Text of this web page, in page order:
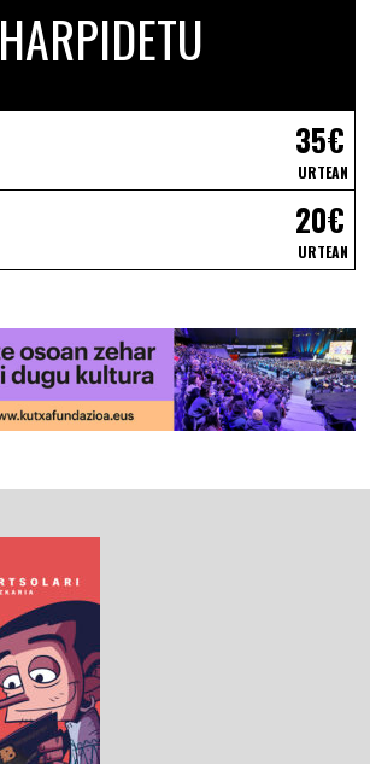
HARPIDETU
35€
URTEAN
20€
URTEAN